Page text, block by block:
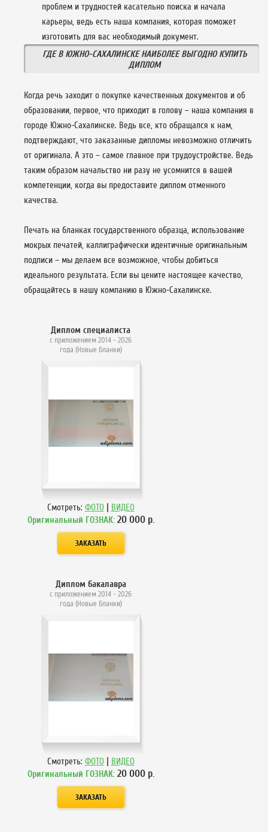
проблем и трудностей касательно поиска и начала
карьеры, ведь есть наша компания, которая поможет
изготовить для вас необходимый документ.
ГДЕ В ЮЖНО-САХАЛИНСКЕ НАИБОЛЕЕ ВЫГОДНО КУПИТЬ
ДИПЛОМ
Когда речь заходит о покупке качественных документов и об
образовании, первое, что приходит в голову – наша компания в
городе Южно-Сахалинске. Ведь все, кто обращался к нам,
подтверждают, что заказанные дипломы невозможно отличить
от оригинала. А это – самое главное при трудоустройстве. Ведь
таким образом начальство ни разу не усомнится в вашей
компетенции, когда вы предоставите диплом отменного
качества.
Печать на бланках государственного образца, использование
мокрых печатей, каллиграфически идентичные оригинальным
подписи – мы делаем все возможное, чтобы добиться
идеального результата. Если вы цените настоящее качество,
обращайтесь в нашу компанию в Южно-Сахалинске.
Диплом специалиста
с приложением 2014 - 2026
года (Новые Бланки)
Смотреть: ФОТО | ВИДЕО
Оригинальный ГОЗНАК: 20 000р.
Диплом бакалавра
с приложением 2014 - 2026
года (Новые Бланки)
Смотреть: ФОТО | ВИДЕО
Оригинальный ГОЗНАК: 20 000р.